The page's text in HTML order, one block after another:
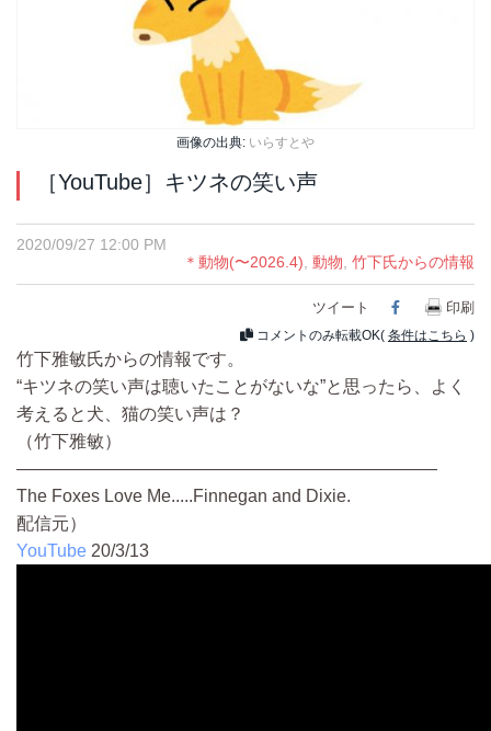
画像の出典: いらすとや
［YouTube］キツネの笑い声
2020/09/27 12:00 PM
＊動物(〜2026.4) 動物 竹下氏からの情報
ツイート Facebook
印刷
コメントのみ転載OK( 条件はこちら )
竹下雅敏氏からの情報です。
“キツネの笑い声は聴いたことがないな”と思ったら、よく
考えると犬、猫の笑い声は？
（竹下雅敏）
————————————————————————
The Foxes Love Me.....Finnegan and Dixie.
配信元）
YouTube 20/3/13